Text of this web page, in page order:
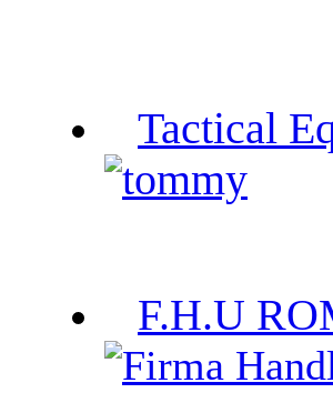
Tactical
F.H.U